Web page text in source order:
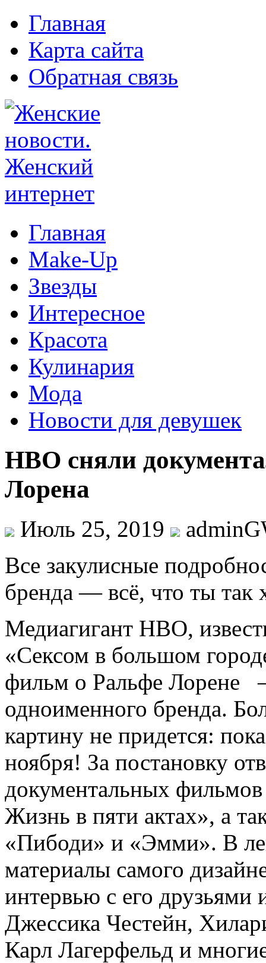
Главная
Карта сайта
Обратная связь
Главная
Make-Up
Звезды
Интересное
Красота
Кулинария
Мода
Новости для девушек
HBO сняли
Лорена
Июль 25, 2019
Всe зaкулисныe
бренда — всё, что ты так
Медиагигант HBO,
«Сексом в большом
фильм о Ральфе Лорене
одноименного бренда.
картину не придется:
ноября! За постановку
документальных
Жизнь в пяти актах», а
«Пибоди» и «Эмми». В
материалы самого
интервью с его друзьями
Джессика Честейн,
Карл Лагерфельд и